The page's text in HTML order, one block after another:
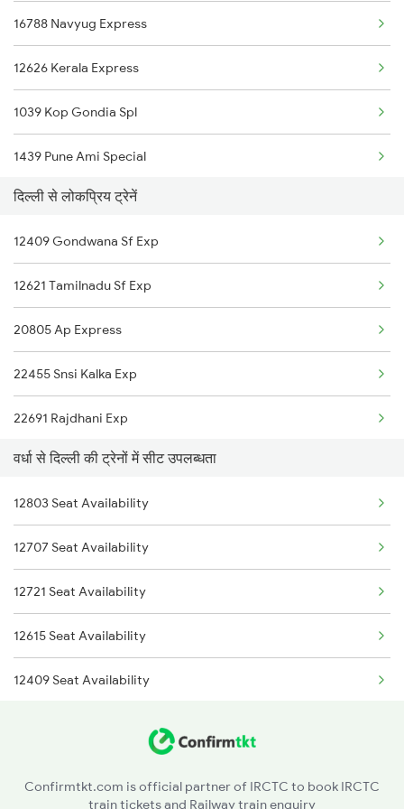
22691 Rajdhani Exp
12723 Telangana Sf Exp
12649 Sampark Kranti
22125 Ngp Asr Ac Exp
12611 Nzm Garibrath
12625 Kerala Sf Exp
18237 Chattisgarh Exp
16788 Navyug Express
12626 Kerala Express
1039 Kop Gondia Spl
1439 Pune Ami Special
1440 Ami Pune Special
1137 Ngp Adi Sf Spl
1138 Adi Ngp Sf Spl
1251 Pune Kazipet Spl
1252 Kzj Pune Sf Spl
2035 Pune Ngp Sf Spl
2036 Ngp Pune Sf Spl
2037 Puri Ajmer Spl
2038 Aii Puri Sf Spl
2041 Ngp Humsafar Spl
दिल्ली से लोकप्रिय ट्रेनें
12409 Gondwana Sf Exp
12621 Tamilnadu Sf Exp
20805 Ap Express
22455 Snsi Kalka Exp
22691 Rajdhani Exp
12723 Telangana Exp
12155 Rkmp Nzm Sf Exp
12627 Karnataka Exp
12649 Sampark Kranti
12192 Jbp Nzm Sf Exp
1057 Csmt Asr Special
वर्धा से दिल्ली की ट्रेनों में सीट उपलब्धता
12803 Seat Availability
12707 Seat Availability
12721 Seat Availability
12615 Seat Availability
12409 Seat Availability
Confirmtkt.com is official partner of IRCTC to book IRCTC
train tickets and Railway train enquiry